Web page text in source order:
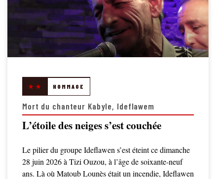
★★ HOMMAGE
Mort du chanteur Kabyle, Ideflawem
L’étoile des neiges s’est couchée
Le pilier du groupe Ideflawen s’est éteint ce dimanche
28 juin 2026 à Tizi Ouzou, à l’âge de soixante-neuf
ans. Là où Matoub Lounès était un incendie, Ideflawen